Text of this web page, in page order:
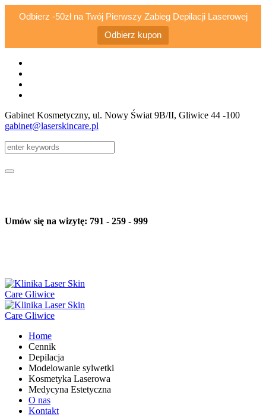
Odbierz -50zł na Twój Pierwszy Zabieg Depilacji Laserowej
Odbierz kupon
Gabinet Kosmetyczny, ul. Nowy Świat 9B/II, Gliwice 44 -100
gabinet@laserskincare.pl
Umów się na wizytę: 791 - 259 - 999
Home
Cennik
Depilacja
Modelowanie sylwetki
Kosmetyka Laserowa
Medycyna Estetyczna
O nas
Kontakt